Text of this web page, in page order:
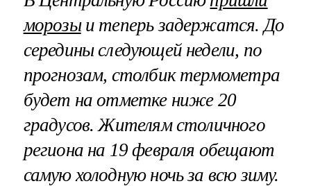
морозыи теперь задержатся. До
середины следующей недели, по
прогнозам, столбик термометра
будет на отметке ниже 20
градусов. Жителям столичного
региона на 19 февраля обещают
самую холодную ночь за всю зиму.